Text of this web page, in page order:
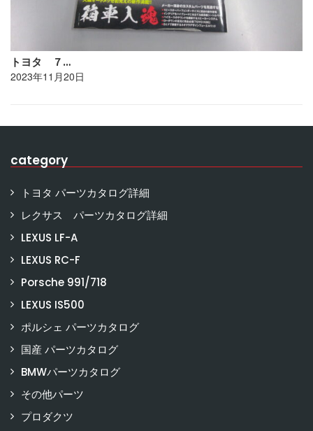
トヨタ ７…
2023年11月20日
category
トヨタ パーツカタログ詳細
レクサス パーツカタログ詳細
LEXUS LF-A
LEXUS RC-F
Porsche 991/718
LEXUS IS500
ポルシェ パーツカタログ
国産 パーツカタログ
BMWパーツカタログ
その他パーツ
プロダクツ